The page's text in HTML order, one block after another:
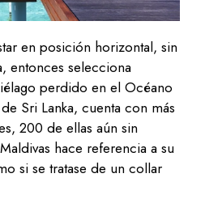
en posición horizontal, sin
entonces selecciona
perdido en el Océano
Sri Lanka, cuenta con más
200 de ellas aún sin
hace referencia a su
si se tratase de un collar